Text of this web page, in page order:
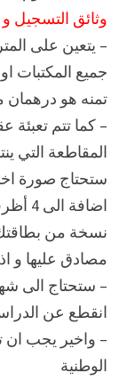
وثائق التسجيل و
– يتعين على
جميع المكتبات
تمنه هو
– كما تتم تعبئة
ستحتاج صورة
نسخة من
مصادق عليها و
– ستحتاج الى
انقطع عن
– واخير يجب ان
الوطنية